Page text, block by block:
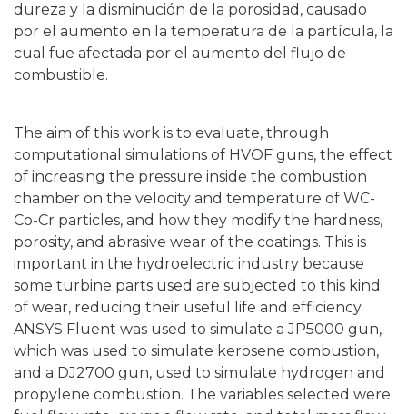
dureza y la disminución de la porosidad, causado
por el aumento en la temperatura de la partícula, la
cual fue afectada por el aumento del flujo de
combustible.
The aim of this work is to evaluate, through
computational simulations of HVOF guns, the effect
of increasing the pressure inside the combustion
chamber on the velocity and temperature of WC-
Co-Cr particles, and how they modify the hardness,
porosity, and abrasive wear of the coatings. This is
important in the hydroelectric industry because
some turbine parts used are subjected to this kind
of wear, reducing their useful life and efficiency.
ANSYS Fluent was used to simulate a JP5000 gun,
which was used to simulate kerosene combustion,
and a DJ2700 gun, used to simulate hydrogen and
propylene combustion. The variables selected were